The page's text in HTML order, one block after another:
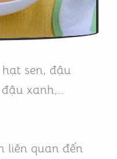
sen, đậu
xanh,…
liên quan đến